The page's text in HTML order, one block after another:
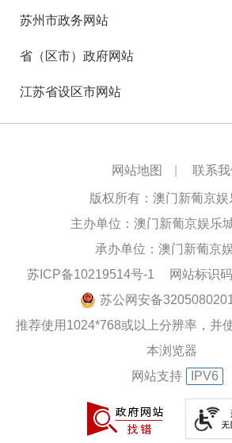
苏州市政务网站
省（区市）政府网站
江苏省设区市网站
网站地图 联系
版权所有：澳门新葡京娱
主办单位：澳门新葡京娱乐
承办单位：澳门新葡京
苏ICP备10219514号-1
网站标识
苏公网安备
推荐使用1024*768或以上分辨率，并
本浏览器
网站支持
IPV6